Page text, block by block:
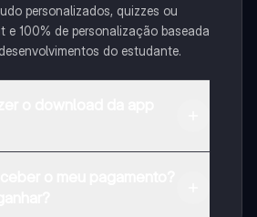
personalizados, quizzes ou
e 100% de personalização baseada
do estudante.